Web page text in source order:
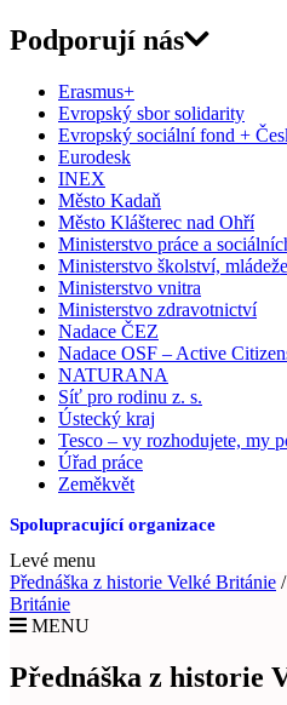
Podporují nás
Erasmus+
Evropský sbor solidarity
Evropský sociální fond +
Eurodesk
INEX
Město Kadaň
Město Klášterec nad Ohří
Ministerstvo práce a
Ministerstvo školství,
Ministerstvo vnitra
Ministerstvo zdravotnictví
Nadace ČEZ
Nadace OSF – Active
NATURANA
Síť pro rodinu z. s.
Ústecký kraj
Tesco – vy rozhodujete, my
Úřad práce
Zeměkvět
Spolupracující organizace
Levé menu
Přednáška z historie Velké Británie /
Británie
MENU
Přednáška z historie